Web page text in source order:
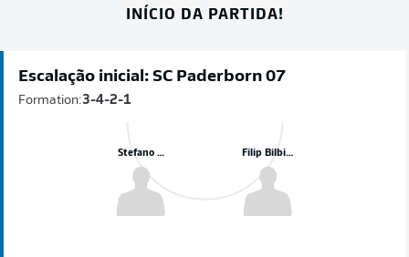
INÍCIO DA PARTIDA!
Escalação inicial: SC Paderborn 07
Formation:3-4-2-1
Filip Bilbija
Stefano Marino